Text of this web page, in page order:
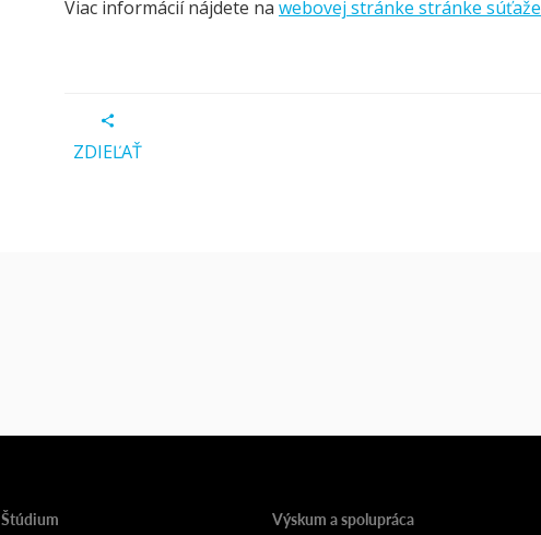
Viac informácií nájdete na webovej stránke stránke súťaže
ZDIEĽAŤ
Štúdium Výskum a spolupráca